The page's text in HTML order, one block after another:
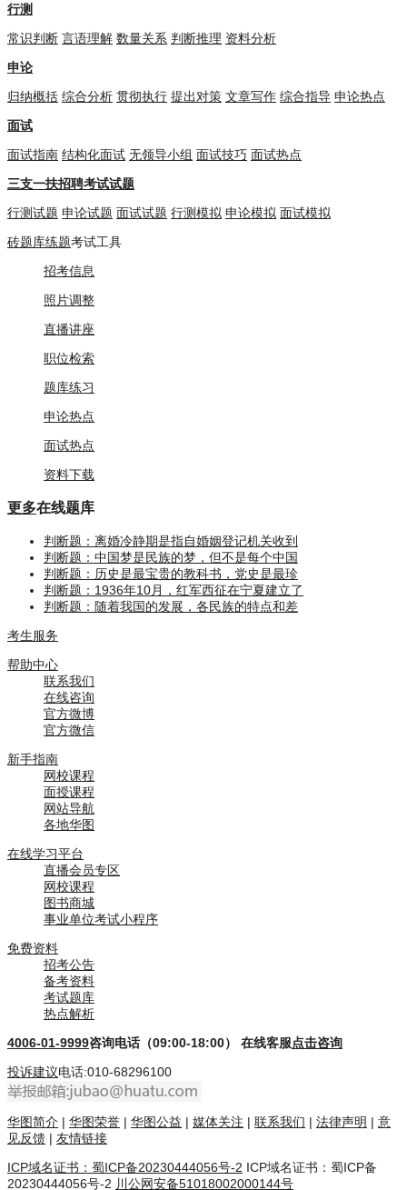
行测
常识判断 言语理解 数量关系 判断推理 资料分析
申论
归纳概括 综合分析 贯彻执行 提出对策 文章写作 综合指导 申论热点
面试
面试指南 结构化面试 无领导小组 面试技巧 面试热点
三支一扶招聘考试试题
行测试题 申论试题 面试试题 行测模拟 申论模拟 面试模拟
砖题库练题考试工具
招考信息
照片调整
直播讲座
职位检索
题库练习
申论热点
面试热点
资料下载
更多在线题库
判断题：离婚冷静期是指自婚姻登记机关收到
判断题：中国梦是民族的梦，但不是每个中国
判断题：历史是最宝贵的教科书，党史是最珍
判断题：1936年10月，红军西征在宁夏建立了
判断题：随着我国的发展，各民族的特点和差
考生服务
帮助中心
联系我们
在线咨询
官方微博
官方微信
新手指南
网校课程
面授课程
网站导航
各地华图
在线学习平台
直播会员专区
网校课程
图书商城
事业单位考试小程序
免费资料
招考公告
备考资料
考试题库
热点解析
4006-01-9999咨询电话（09:00-18:00） 在线客服点击咨询
投诉建议电话:010-68296100
华图简介 | 华图荣誉 | 华图公益 | 媒体关注 | 联系我们 | 法律声明 | 意
见反馈 | 友情链接
ICP域名证书：蜀ICP备20230444056号-2 ICP域名证书：蜀ICP备
20230444056号-2 川公网安备51018002000144号